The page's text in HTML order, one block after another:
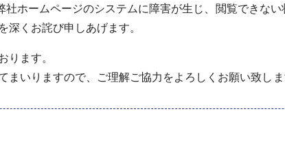
ホームページのシステムに障害が生じ、閲覧できない
くお詫び申しあげます。
ます。
いりますので、ご理解ご協力をよろしくお願い致しま